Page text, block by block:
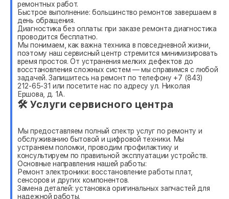
ремонтных работ.
Быстрое выполнение: большинство ремонтов завершаем в
день обращения.
Диагностика без оплаты: при заказе ремонта диагностика
проводится бесплатно.
Мы понимаем, как важна техника в повседневной жизни,
поэтому наш сервисный центр стремится минимизировать
время простоя. От устранения мелких дефектов до
восстановления сложных систем — мы справимся с любой
задачей. Запишитесь на ремонт по телефону +7 (843)
212-65-31 или посетите нас по адресу ул. Николая
Ершова, д. 1А.
🛠 Услуги сервисного центра
Мы предоставляем полный спектр услуг по ремонту и
обслуживанию бытовой и цифровой техники. Мы
устраняем поломки, проводим профилактику и
консультируем по правильной эксплуатации устройств.
Основные направления нашей работы:
Ремонт электроники: восстановление работы плат,
сенсоров и других компонентов.
Замена деталей: установка оригинальных запчастей для
надежной работы.